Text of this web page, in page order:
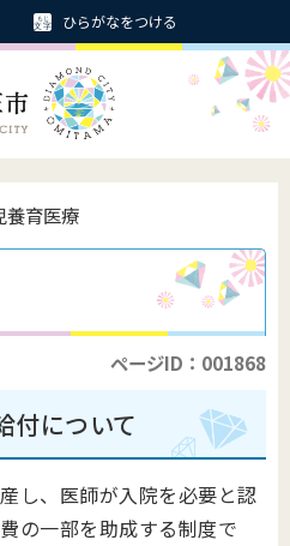
ひらがなをつける
養育医療
ページID：001868
付について
し、医師が入院を必要と認
の一部を助成する制度で